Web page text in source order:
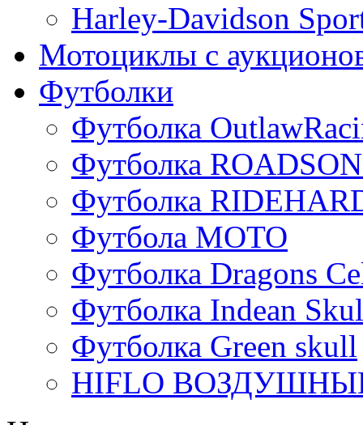
Harley-Davidson
Мотоциклы с
Футболки
Футболка
Футболка
Футболка
Футбола МОТО
Футболка Dragons
Футболка Indean
Футболка Green skull
HIFLO